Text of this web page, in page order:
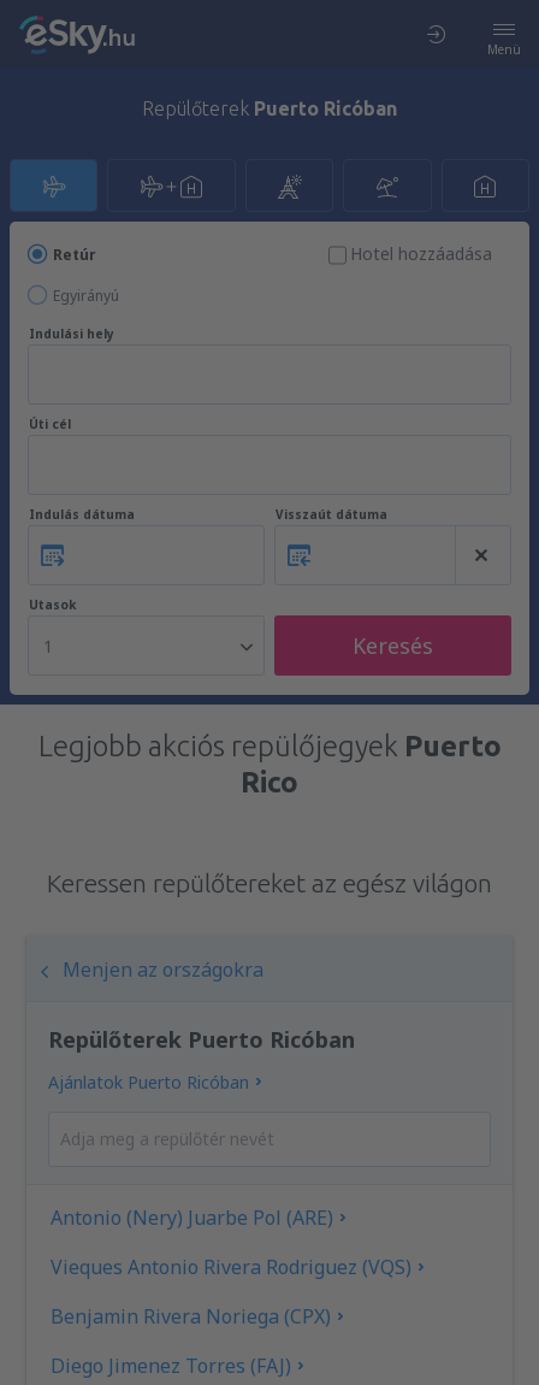
Menü
Repülőterek Puerto Ricóban
Retúr
Egyirányú
Hotel hozzáadása
Indulási hely
Úti cél
Indulás dátuma Visszaút dátuma
Utasok
1 Keresés
Legjobb akciós repülőjegyek Puerto
Rico
Keressen repülőtereket az egész világon
Menjen az országokra
Repülőterek Puerto Ricóban
Ajánlatok Puerto Ricóban
Antonio (Nery) Juarbe Pol (ARE)
Vieques Antonio Rivera Rodriguez (VQS)
Benjamin Rivera Noriega (CPX)
Diego Jimenez Torres (FAJ)